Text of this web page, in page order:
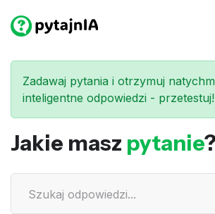
Zadawaj pytania i otrzymuj
inteligentne odpowiedzi -
Jakie masz pytanie?